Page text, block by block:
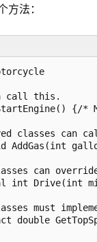
法：
call this.
{/*
classes can
AddGas(int
can
int Drive(int
must
double